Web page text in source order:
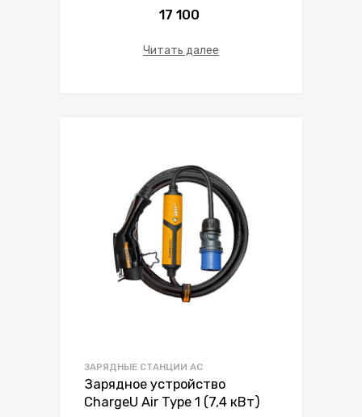
17 100
Читать далее
ЗАРЯДНЫЕ СТАНЦИИ AC
Зарядное устройство
ChargeU Air Type 1 (7,4 кВт)